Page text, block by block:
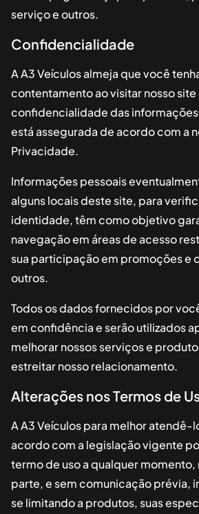
serviço e outros.
Confidencialidade
AA3 Veículosalmeja que você
contentamento ao visitar nosso site
confidencialidade das
está assegurada de acordo com a
Privacidade.
Informações pessoais
alguns locais deste site, para
identidade, têm como objetivo
navegação em áreas de acesso
sua participação em promoções e
outros.
Todos os dados fornecidos por
em confidência e serão utilizados
melhorar nossos serviços e
estreitar nosso relacionamento.
Alterações nos Termos de
AA3 Veículospara melhor atendê-
acordo com a legislação vigente
termo de uso a qualquer momento,
parte, e sem comunicação prévia,
se limitando a produtos, suas